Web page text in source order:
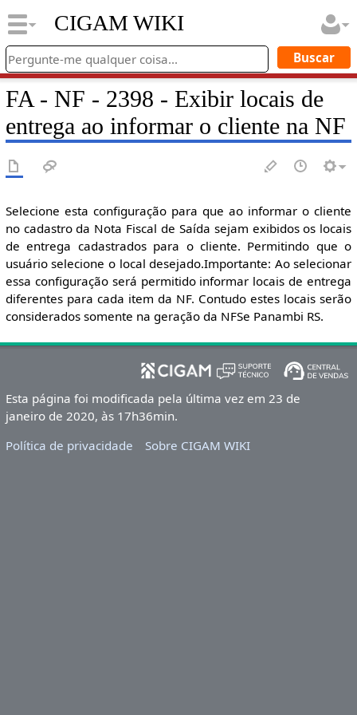
CIGAM WIKI
FA - NF - 2398 - Exibir locais de
entrega ao informar o cliente na NF
Selecione esta configuração para que ao informar o cliente
no cadastro da Nota Fiscal de Saída sejam exibidos os locais
de entrega cadastrados para o cliente. Permitindo que o
usuário selecione o local desejado.Importante: Ao selecionar
essa configuração será permitido informar locais de entrega
diferentes para cada item da NF. Contudo estes locais serão
considerados somente na geração da NFSe Panambi RS.
Esta página foi modificada pela última vez em 23 de
janeiro de 2020, às 17h36min.
Política de privacidade
Sobre CIGAM WIKI